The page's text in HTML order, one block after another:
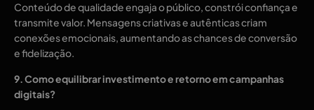
Conteúdo de qualidade engaja o público, constrói confiança e
transmite valor. Mensagens criativas e autênticas criam
conexões emocionais, aumentando as chances de conversão
e fidelização.
9. Como equilibrar investimento e retorno em campanhas
digitais?